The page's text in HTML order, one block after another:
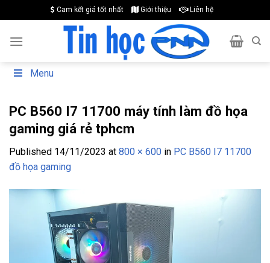
to
content
Cam kết giá tốt nhất Giới thiệu Liên hệ
Menu
PC B560 I7 11700 máy tính làm đồ họa
gaming giá rẻ tphcm
Published 14/11/2023 at 800 × 600 in PC B560 I7 11700
đồ họa gaming